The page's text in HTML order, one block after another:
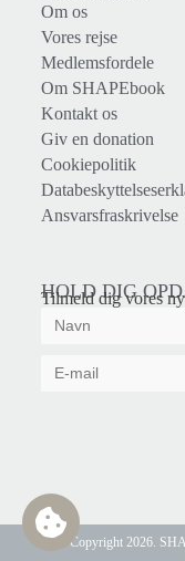
Om os
Vores rejse
Medlemsfordele
Om SHAPEbook
Kontakt os
Giv en donation
Cookiepolitik
Ansvarsfraskrivelse
HOLD DIG
Tilmeld dig vores
© Copyright 2026.